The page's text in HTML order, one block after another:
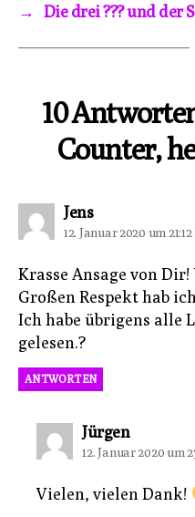
→
Die drei ??? und der
10
Counter,
Jenssagt:
12. Januar 2020 um
Krasse Ansage von
Großen Respekt hab
Ich habe übrigens
gelesen.?
ANTWORTEN
Jürgensagt:
12. Januar 2020 um
Vielen, vielen Dank!